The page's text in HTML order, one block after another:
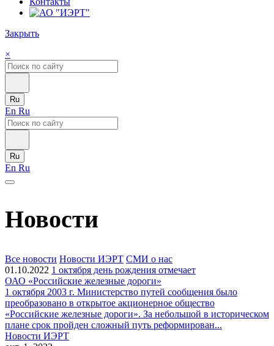
Закрыть
×
Ru
En Ru
Ru
En Ru
Новости
Все новости Новости ИЭРТ СМИ о нас
01.10.2022 1 октября день рождения отмечает
ОАО «Российские железные дороги»
1 октября 2003 г. Министерство путей сообщения было
преобразовано в открытое акционерное общество
«Российские железные дороги». За небольшой в историческом
плане срок пройден сложный путь реформирован...
Новости ИЭРТ